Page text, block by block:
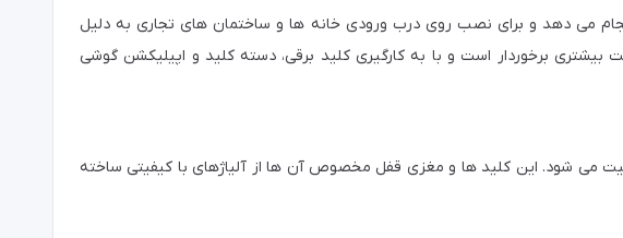
می دهد و برای نصب روی درب ورودی خانه ها و ساختمان های تجاری به دلیل
بیشتری برخوردار است و با به کارگیری کلید برقی، دسته کلید و اپیلیکشن گوشی
می شود. این کلید ها و مغزی قفل مخصوص آن ها از آلیاژهای با کیفیتی ساخته